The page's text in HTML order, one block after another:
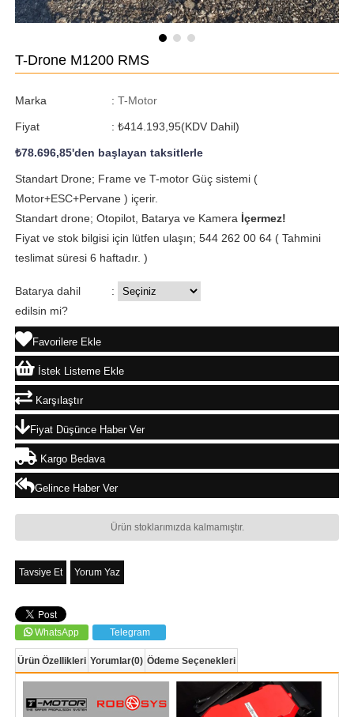
T-Drone M1200 RMS
Marka : T-Motor
Fiyat : ₺414.193,95(KDV Dahil)
₺78.696,85'den başlayan taksitlerle
Standart Drone; Frame ve T-motor Güç sistemi (
Motor+ESC+Pervane ) içerir.
Standart drone; Otopilot, Batarya ve Kamera İçermez!
Fiyat ve stok bilgisi için lütfen ulaşın; 544 262 00 64 ( Tahmini
teslimat süresi 6 haftadır. )
Batarya dahil
edilsin mi?
:
Favorilere Ekle
İstek Listeme Ekle
Karşılaştır
Fiyat Düşünce Haber Ver
Kargo Bedava
Gelince Haber Ver
Ürün stoklarımızda kalmamıştır.
Tavsiye Et Yorum Yaz
WhatsApp Telegram
Ürün Özellikleri Yorumlar(0) Ödeme Seçenekleri